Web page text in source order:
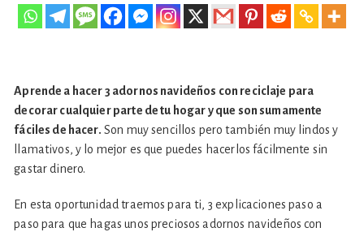
Aprende a hacer 3 adornos navideños con reciclaje para
decorar cualquier parte de tu hogar y que son sumamente
fáciles de hacer. Son muy sencillos pero también muy lindos y
llamativos, y lo mejor es que puedes hacerlos fácilmente sin
gastar dinero.
En esta oportunidad traemos para ti, 3 explicaciones paso a
paso para que hagas unos preciosos adornos navideños con